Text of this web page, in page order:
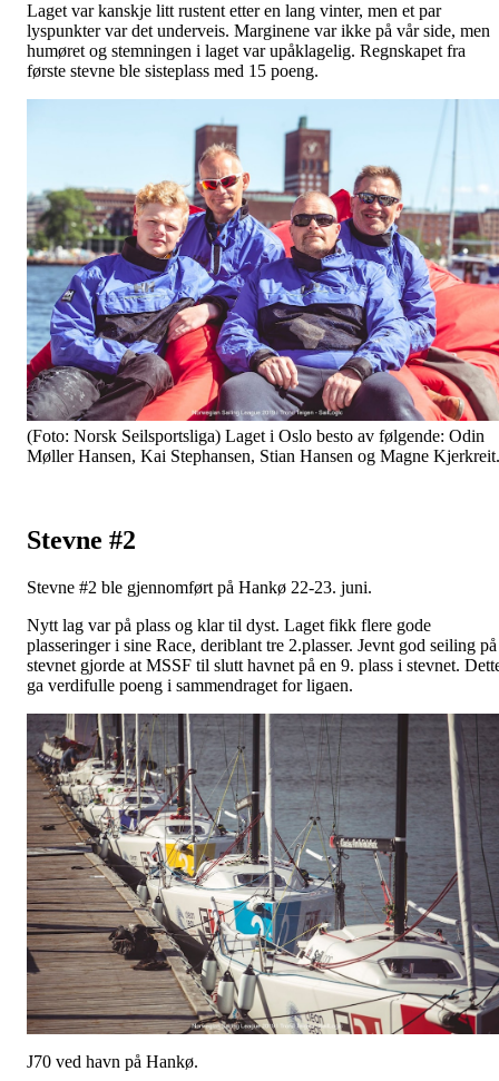
Laget var kanskje litt rustent etter en lang vinter, men et par
lyspunkter var det underveis. Marginene var ikke på vår side, men
humøret og stemningen i laget var upåklagelig. Regnskapet fra
første stevne ble sisteplass med 15 poeng.
(Foto: Norsk Seilsportsliga) Laget i Oslo besto av følgende: Odin
Møller Hansen, Kai Stephansen, Stian Hansen og Magne Kjerkreit.
Stevne #2
Stevne #2 ble gjennomført på Hankø 22-23. juni.
Nytt lag var på plass og klar til dyst. Laget fikk flere gode
plasseringer i sine Race, deriblant tre 2.plasser. Jevnt god seiling på
stevnet gjorde at MSSF til slutt havnet på en 9. plass i stevnet.
ga verdifulle poeng i sammendraget for ligaen.
J70 ved havn på Hankø.